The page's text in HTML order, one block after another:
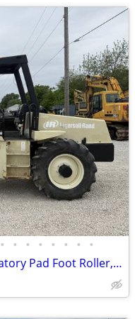
• • • • • • • •
2000 Ingersoll Rand SD-70F Vibratory Pad Foot Roller, Blade, Cummins!